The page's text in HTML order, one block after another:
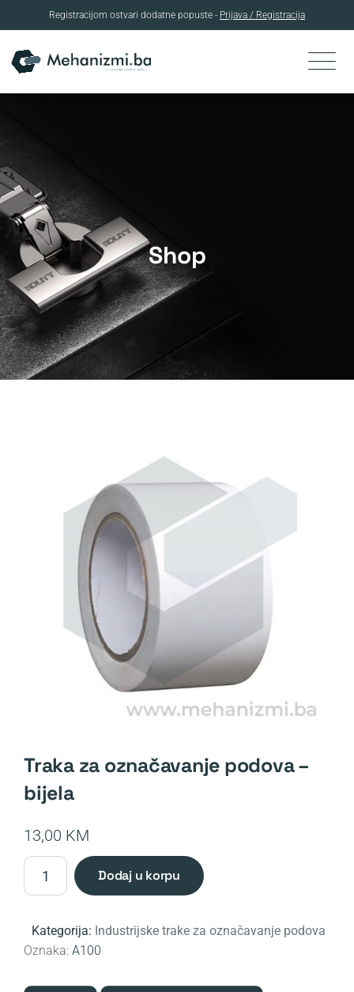
Skip
to
Registracijom ostvari dodatne popuste - Prijava / Registracija
Shop
traka za označavanje podova –
bijela
13,00 KM
Traka
podova
-
količina
dodaj u korpu
Kategorija: Industrijske trake za označavanje podova
Oznaka: A100